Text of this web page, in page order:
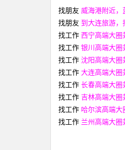
找朋友 威海港附近
找朋友 到大连旅游
找工作 西宁高端大圈
找工作 银川高端大圈
找工作 沈阳高端大圈
找工作 大连高端大圈
找工作 长春高端大圈
找工作 吉林高端大圈
找工作 哈尔滨高端大
找工作 兰州高端大圈